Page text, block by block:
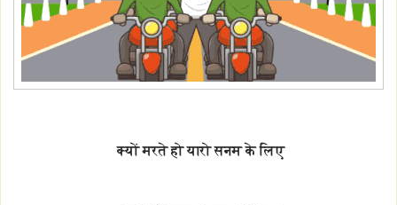
क्यों मरते हो यारो सनम के लिए